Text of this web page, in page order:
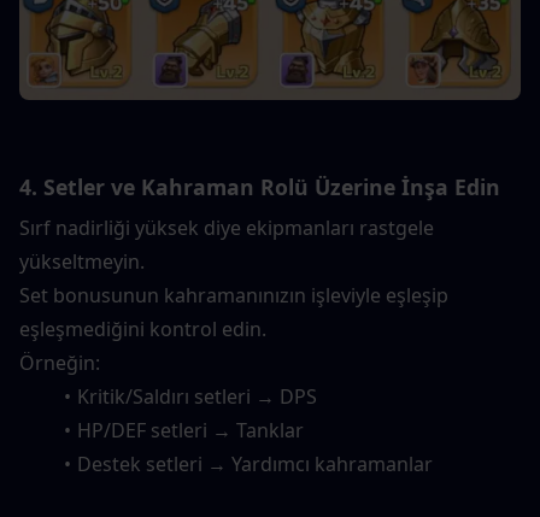
4. Setler ve Kahraman Rolü Üzerine İnşa Edin
Sırf nadirliği yüksek diye ekipmanları rastgele
yükseltmeyin.
Set bonusunun kahramanınızın işleviyle eşleşip
eşleşmediğini kontrol edin.
Örneğin:
Kritik/Saldırı setleri → DPS
HP/DEF setleri → Tanklar
Destek setleri → Yardımcı kahramanlar